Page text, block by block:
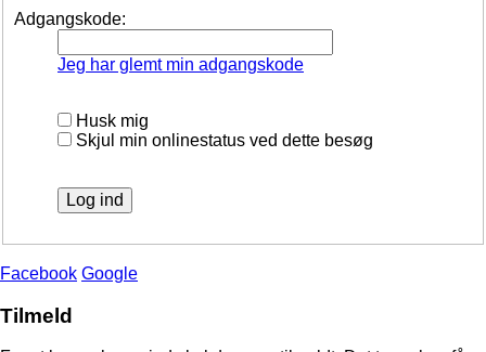
Adgangskode:
Jeg har glemt min adgangskode
Husk mig
Skjul min onlinestatus ved dette besøg
Facebook Google
Tilmeld